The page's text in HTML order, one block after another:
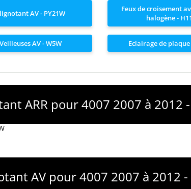
AV - PY21W
Feux de croisement
halogène - H11
Veilleuses AV - W5W Eclairage de plaque
ARR pour 4007 2007 à 2012
AV pour 4007 2007 à 2012 -